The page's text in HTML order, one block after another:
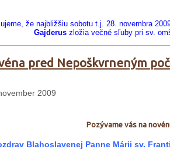
že najbližšiu sobotu t.j. 28. novembra
Gajderus zložia večné sľuby pri sv.
pred Nepoškvrneným
2009
Pozývame vás na
Blahoslavenej Panne Márii sv.